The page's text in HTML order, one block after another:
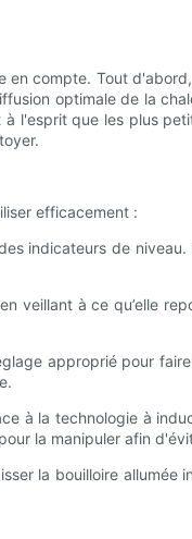
compte. Tout
optimale de la
l'esprit que les plus
efficacement :
indicateurs de
veillant à ce qu’elle
approprié pour
à la technologie à
la manipuler afin
la bouilloire